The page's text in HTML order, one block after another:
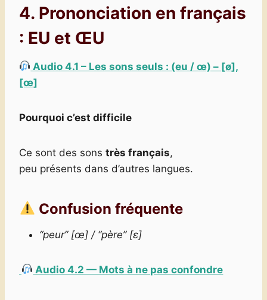
4. Prononciation en français
: EU et ŒU
Audio 4.1 – Les sons seuls : (eu / œ) – [ø],
[œ]
Pourquoi c’est difficile
Ce sont des sons très français,
peu présents dans d’autres langues.
Confusion fréquente
“peur” [œ] / “père” [ɛ]
Audio 4.2 — Mots à ne pas confondre